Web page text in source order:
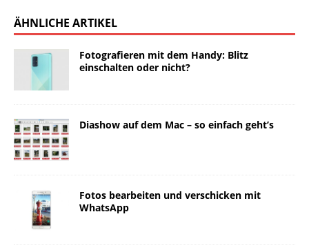
ÄHNLICHE ARTIKEL
Fotografieren mit dem Handy: Blitz
einschalten oder nicht?
Diashow auf dem Mac – so einfach geht’s
Fotos bearbeiten und verschicken mit
WhatsApp